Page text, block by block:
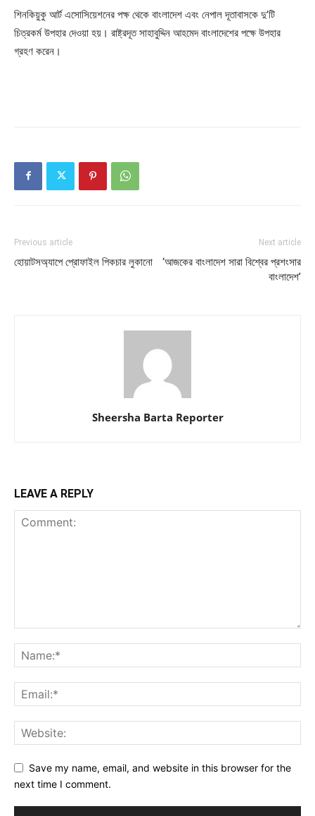
শিনকিয়ুকু আর্ট এসোসিয়েশনের পক্ষ থেকে বাংলাদেশ এবং নেপাল দূতাবাসকে দু’টি
চিত্রকর্ম উপহার দেওয়া হয়। রাষ্ট্রদূত সাহাবুদ্দিন আহমেদ বাংলাদেশের পক্ষে উপহার
গ্রহণ করেন।
Previous article
হোয়াটসঅ্যাপে প্রোফাইল পিকচার লুকানো
Next article
‘আজকের বাংলাদেশ সারা বিশ্বের প্রশংসার
বাংলাদেশ’
Sheersha Barta Reporter
LEAVE A REPLY
Save my name, email, and website in this browser for the
next time I comment.